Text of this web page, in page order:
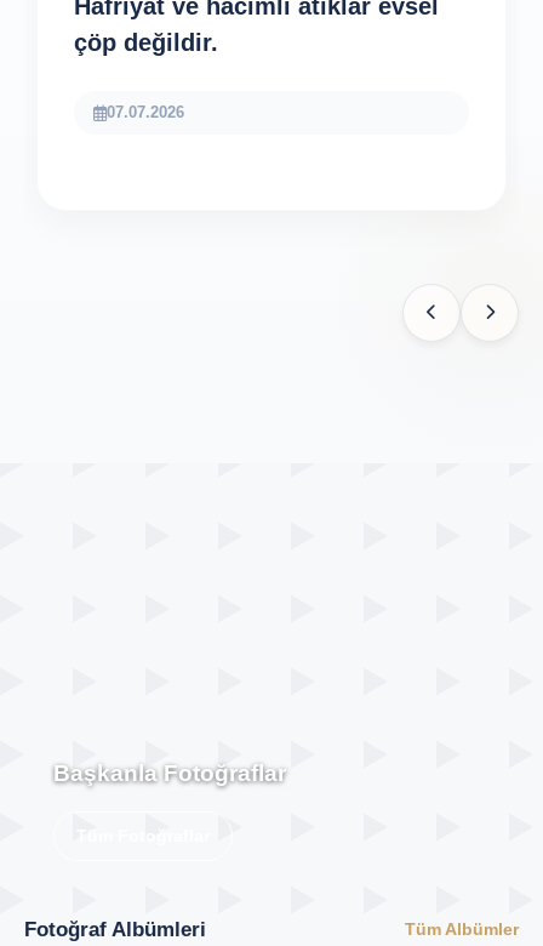
Hafriyat ve hacimli atıklar evsel
çöp değildir.
07.07.2026
Başkanla Fotoğraflar
Fotoğraf Albümleri Tüm Albümler